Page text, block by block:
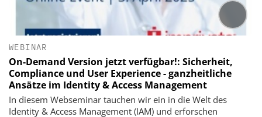
WEBINAR
On-Demand Version jetzt verfügbar!: Sicherheit,
Compliance und User Experience - ganzheitliche
Ansätze im Identity & Access Management
In diesem Webseminar tauchen wir ein in die Welt des
Identity & Access Management (IAM) und erforschen